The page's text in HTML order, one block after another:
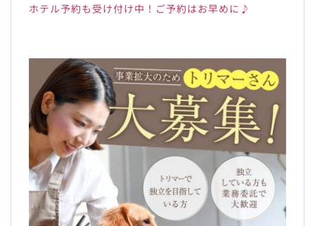
ホテル予約も受け付け中！ご予約はお早めに♪